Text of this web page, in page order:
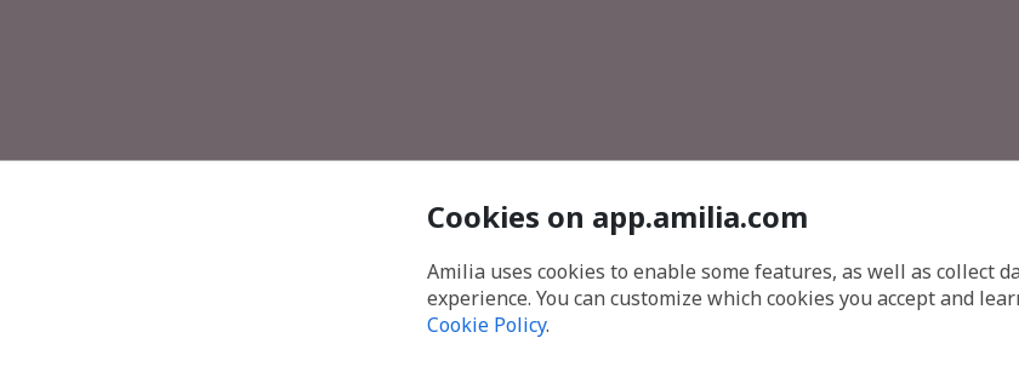
Cookies on app.amilia.com
Amilia uses cookies to enable some features, as well as collect
experience. You can customize which cookies you accept and
Cookie Policy.